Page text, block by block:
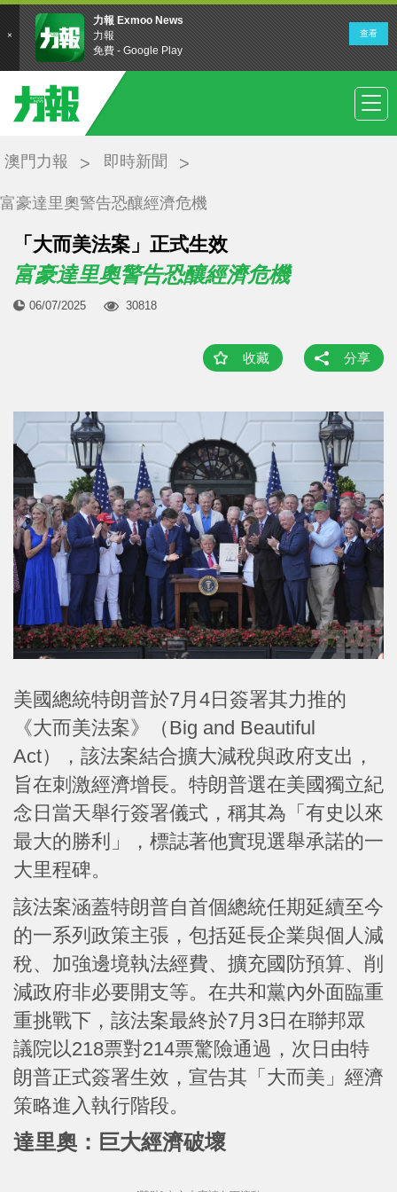
澳門力報 即時新聞
富豪達里奧警告恐釀經濟危機
「大而美法案」正式生效
富豪達里奧警告恐釀經濟危機
06/07/2025 30818
收藏 分享
美國總統特朗普於7月4日簽署其力推的
《大而美法案》（Big and Beautiful
Act），該法案結合擴大減稅與政府支出，
旨在刺激經濟增長。特朗普選在美國獨立紀
念日當天舉行簽署儀式，稱其為「有史以來
最大的勝利」，標誌著他實現選舉承諾的一
大里程碑。
該法案涵蓋特朗普自首個總統任期延續至今
的一系列政策主張，包括延長企業與個人減
稅、加強邊境執法經費、擴充國防預算、削
減政府非必要開支等。在共和黨內外面臨重
重挑戰下，該法案最終於7月3日在聯邦眾
議院以218票對214票驚險通過，次日由特
朗普正式簽署生效，宣告其「大而美」經濟
策略進入執行階段。
達里奧：巨大經濟破壞